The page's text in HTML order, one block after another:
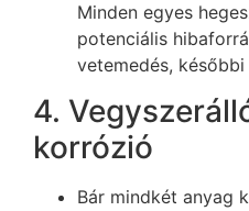
Minden egyes
potenciális
vetemedés,
4.
korrózió
Bár mindkét anyag